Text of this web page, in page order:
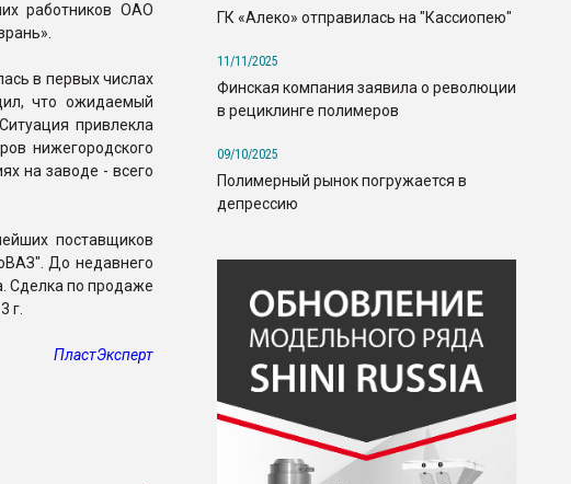
работников ОАО
в первых числах
что ожидаемый
привлекла
нижегородского
на заводе - всего
поставщиков
До недавнего
Сделка по продаже
г.
ПластЭксперт
ГК «Алеко» отправилась на "Кассиопею"
11/11/2025
Финская компания заявила о революции
в рециклинге полимеров
09/10/2025
Полимерный рынок погружается в
депрессию